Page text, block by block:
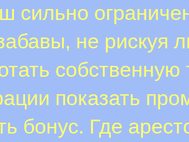
сильно
не рискуя
показать
бонус. Где